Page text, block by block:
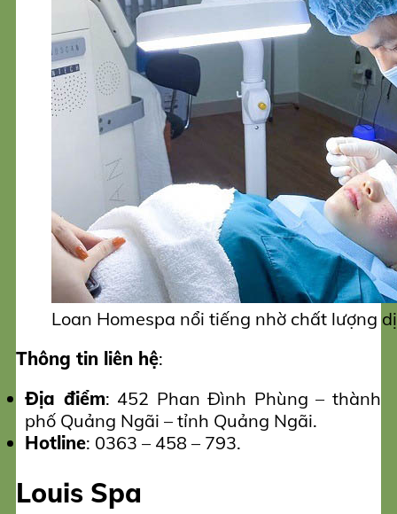
Loan Homespa nổi tiếng nhờ chất lượng
Thông tin liên hệ:
Địa điểm: 452 Phan Đình Phùng – thành
phố Quảng Ngãi – tỉnh Quảng Ngãi.
Hotline: 0363 – 458 – 793.
Louis Spa